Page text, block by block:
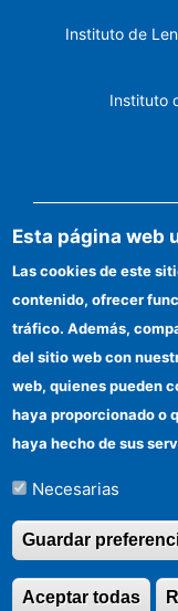
Instituto de
Instituto
©Copyright 2026
Esta página web
Las cookies de este
contenido, ofrecer
tráfico. Además,
del sitio web con
web, quienes pueden
haya proporcionado o
haya hecho de sus
Necesarias
Guardar
Aceptar todas